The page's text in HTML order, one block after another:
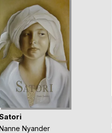
Nyander